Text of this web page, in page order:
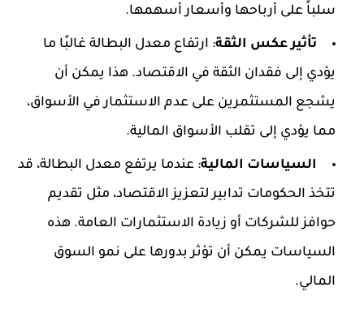
سلباً على أرباحها وأسعار أسهمها.
تأثير عكس الثقة: ارتفاع معدل البطالة غالبًا ما
يؤدي إلى فقدان الثقة في الاقتصاد. هذا يمكن أن
يشجع المستثمرين على عدم الاستثمار في الأسواق،
مما يؤدي إلى تقلب الأسواق المالية.
السياسات المالية: عندما يرتفع معدل البطالة، قد
تتخذ الحكومات تدابير لتعزيز الاقتصاد، مثل تقديم
حوافز للشركات أو زيادة الاستثمارات العامة. هذه
السياسات يمكن أن تؤثر بدورها على نمو السوق
المالي.